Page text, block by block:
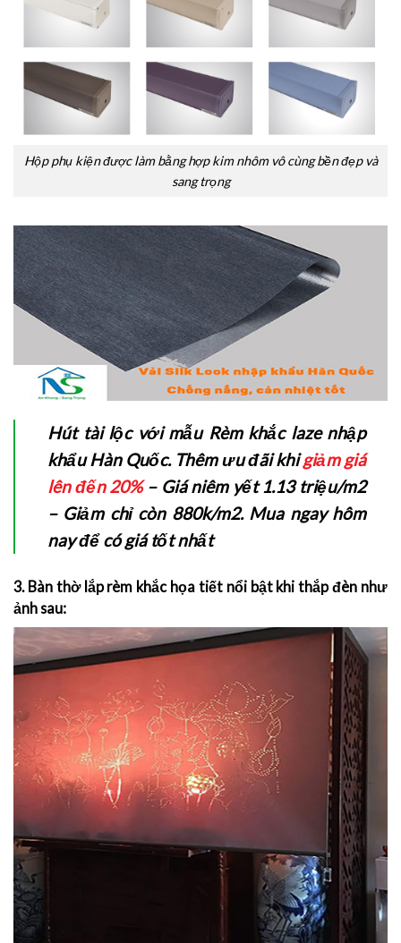
Hộp phụ kiện được làm bằng hợp kim nhôm vô cùng bền đẹp và
sang trọng
Hút tài lộc với mẫu Rèm khắc laze nhập
khẩu Hàn Quốc. Thêm ưu đãi khigiảm giá
lên đến 20%– Giá niêm yết 1.13 triệu/m2
– Giảm chỉ còn 880k/m2. Mua ngay hôm
nay để có giá tốt nhất
3. Bàn thờ lắp rèm khắc họa tiết nổi bật khi thắp đèn như
ảnh sau: